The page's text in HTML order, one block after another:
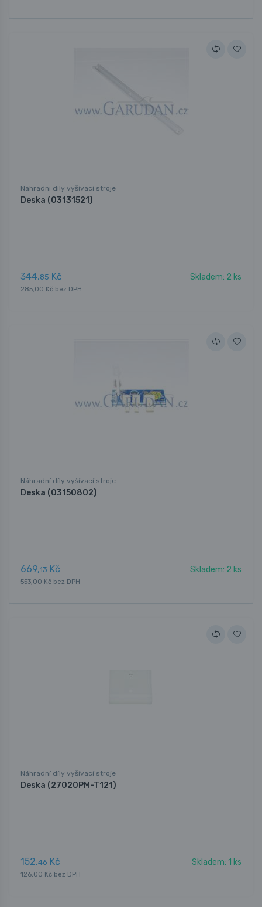
Náhradní díly vyšívací stroje
Deska (03131521)
344,85 Kč Skladem: 2 ks
285,00 Kč bez DPH
Náhradní díly vyšívací stroje
Deska (03150802)
669,13 Kč Skladem: 2 ks
553,00 Kč bez DPH
Náhradní díly vyšívací stroje
Deska (27020PM-T121)
152,46 Kč Skladem: 1 ks
126,00 Kč bez DPH